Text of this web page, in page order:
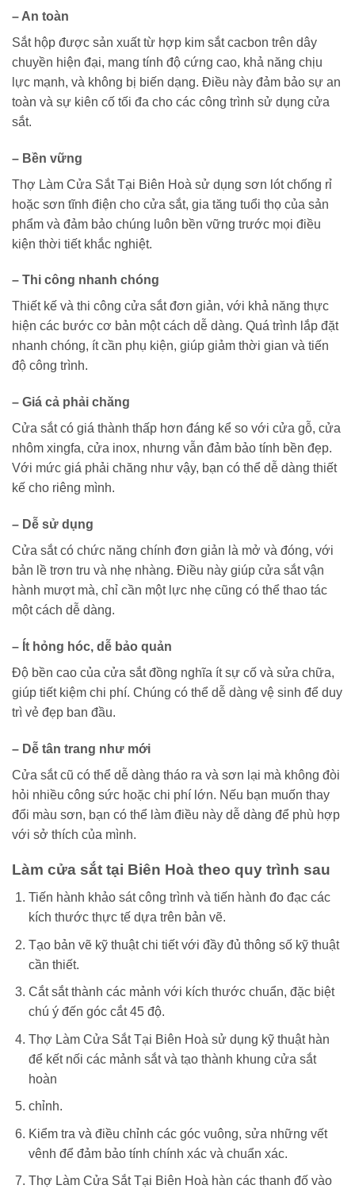
– An toàn
Sắt hộp được sản xuất từ hợp kim sắt cacbon trên dây
chuyền hiện đại, mang tính độ cứng cao, khả năng chịu
lực mạnh, và không bị biến dạng. Điều này đảm bảo sự an
toàn và sự kiên cố tối đa cho các công trình sử dụng cửa
sắt.
– Bền vững
Thợ Làm Cửa Sắt Tại Biên Hoà sử dụng sơn lót chống rỉ
hoặc sơn tĩnh điện cho cửa sắt, gia tăng tuổi thọ của sản
phẩm và đảm bảo chúng luôn bền vững trước mọi điều
kiện thời tiết khắc nghiệt.
– Thi công nhanh chóng
Thiết kế và thi công cửa sắt đơn giản, với khả năng thực
hiện các bước cơ bản một cách dễ dàng. Quá trình lắp đặt
nhanh chóng, ít cần phụ kiện, giúp giảm thời gian và tiến
độ công trình.
– Giá cả phải chăng
Cửa sắt có giá thành thấp hơn đáng kể so với cửa gỗ, cửa
nhôm xingfa, cửa inox, nhưng vẫn đảm bảo tính bền đẹp.
Với mức giá phải chăng như vậy, bạn có thể dễ dàng thiết
kế cho riêng mình.
– Dễ sử dụng
Cửa sắt có chức năng chính đơn giản là mở và đóng, với
bản lề trơn tru và nhẹ nhàng. Điều này giúp cửa sắt vận
hành mượt mà, chỉ cần một lực nhẹ cũng có thể thao tác
một cách dễ dàng.
– Ít hỏng hóc, dễ bảo quản
Độ bền cao của cửa sắt đồng nghĩa ít sự cố và sửa chữa,
giúp tiết kiệm chi phí. Chúng có thể dễ dàng vệ sinh để duy
trì vẻ đẹp ban đầu.
– Dễ tân trang như mới
Cửa sắt cũ có thể dễ dàng tháo ra và sơn lại mà không đòi
hỏi nhiều công sức hoặc chi phí lớn. Nếu bạn muốn thay
đổi màu sơn, bạn có thể làm điều này dễ dàng để phù hợp
với sở thích của mình.
Làm cửa sắt tại Biên Hoà theo quy trình sau
Tiến hành khảo sát công trình và tiến hành đo đạc các
kích thước thực tế dựa trên bản vẽ.
Tạo bản vẽ kỹ thuật chi tiết với đầy đủ thông số kỹ thuật
cần thiết.
Cắt sắt thành các mảnh với kích thước chuẩn, đặc biệt
chú ý đến góc cắt 45 độ.
Thợ Làm Cửa Sắt Tại Biên Hoà sử dụng kỹ thuật hàn
để kết nối các mảnh sắt và tạo thành khung cửa sắt
hoàn
chỉnh.
Kiểm tra và điều chỉnh các góc vuông, sửa những vết
vênh để đảm bảo tính chính xác và chuẩn xác.
Thợ Làm Cửa Sắt Tại Biên Hoà hàn các thanh đố vào